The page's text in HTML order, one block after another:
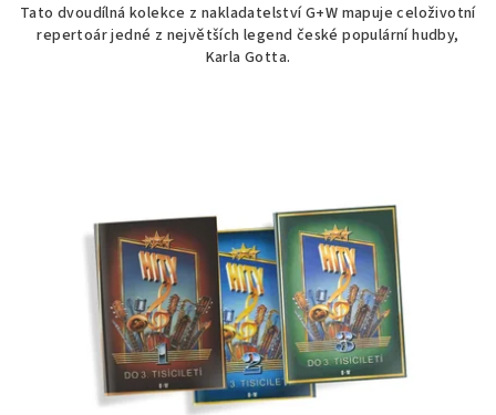
Tato dvoudílná kolekce z nakladatelství G+W mapuje celoživotní
repertoár jedné z největších legend české populární hudby,
Karla Gotta.